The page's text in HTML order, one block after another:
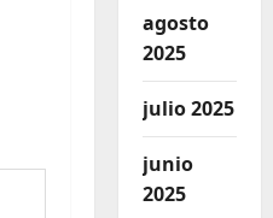
agosto
2025
julio 2025
junio
2025